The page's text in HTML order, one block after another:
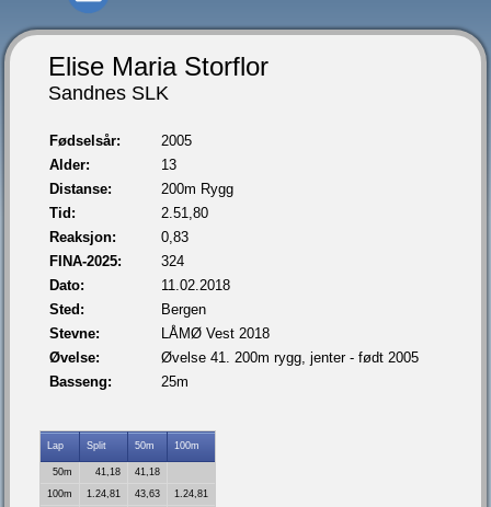
Elise Maria Storflor
Sandnes SLK
Fødselsår:
2005
Alder:
13
Distanse:
200m Rygg
Tid:
2.51,80
Reaksjon:
0,83
FINA-2025:
324
Dato:
11.02.2018
Sted:
Bergen
Stevne:
LÅMØ Vest 2018
Øvelse:
Øvelse 41. 200m rygg, jenter - født 2005
Basseng:
25m
Lap Split 50m 100m
50m 41,18
41,18
100m
1.24,81 43,63
1.24,81